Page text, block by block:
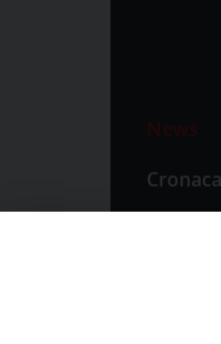
News
Cronaca
Primo